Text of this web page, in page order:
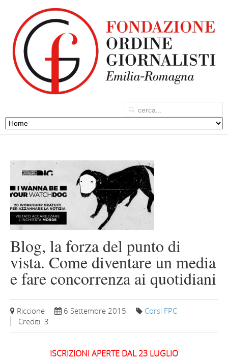
Blog, la forza del punto di
vista. Come diventare un media
e fare concorrenza ai quotidiani
Riccione 6 Settembre 2015
Corsi FPC
Crediti: 3
ISCRIZIONI APERTE DAL 23 LUGLIO